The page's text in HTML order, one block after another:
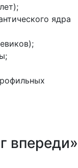
ядра
впереди»